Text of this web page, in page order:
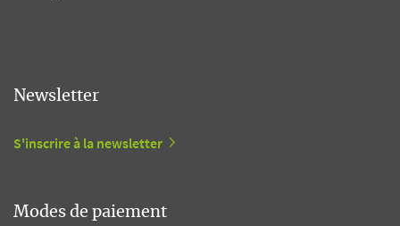
Newsletter
S'inscrire à la newsletter
Modes de paiement